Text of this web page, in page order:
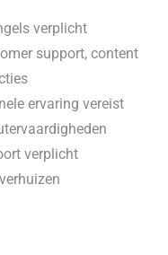
verplicht
support, content
ervaring vereist
verplicht